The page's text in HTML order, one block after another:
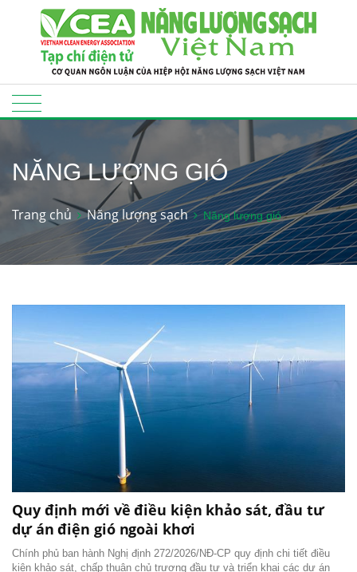
NĂNG LƯỢNG GIÓ
Trang chủ Năng lượng sạch Năng lượng gió
Quy định mới về điều kiện khảo sát, đầu tư
dự án điện gió ngoài khơi
Chính phủ ban hành Nghị định 272/2026/NĐ-CP quy định chi tiết điều
kiện khảo sát, chấp thuận chủ trương đầu tư và triển khai các dự án